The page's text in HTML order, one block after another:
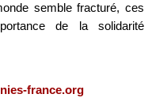
semble fracturé, ces
de la solidarité
france.org